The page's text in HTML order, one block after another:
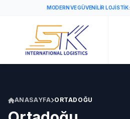
MODERN VE GÜVENILIR LOJISTIK:
ANASAYFA ORTADOĞU